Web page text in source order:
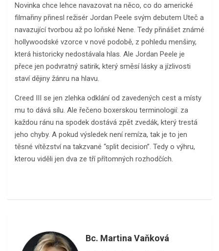
Novinka chce lehce navazovat na něco, co do americké
filmařiny přinesl režisér Jordan Peele svým debutem Uteč a
navazující tvorbou až po loňské Nene. Tedy přinášet známé
hollywoodské vzorce v nové podobě, z pohledu menšiny,
která historicky nedostávala hlas. Ale Jordan Peele je
přece jen podvratný satirik, který směsí lásky a jízlivosti
staví dějiny žánru na hlavu.
Creed III se jen zlehka odklání od zavedených cest a místy
mu to dává sílu. Ale řečeno boxerskou terminologií: za
každou ránu na spodek dostává zpět zvedák, který trestá
jeho chyby. A pokud výsledek není remíza, tak je to jen
těsné vítězství na takzvané “split decision”. Tedy o výhru,
kterou viděli jen dva ze tří přítomných rozhodčích.
Bc. Martina Vaňková